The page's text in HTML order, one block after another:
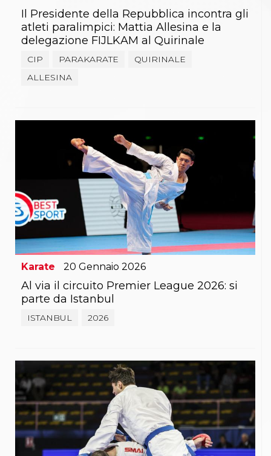
Il Presidente della Repubblica incontra gli
atleti paralimpici: Mattia Allesina e la
delegazione FIJLKAM al Quirinale
CIP PARAKARATE
QUIRINALE
ALLESINA
Karate 20 Gennaio 2026
Al via il circuito Premier League 2026: si
parte da Istanbul
ISTANBUL 2026